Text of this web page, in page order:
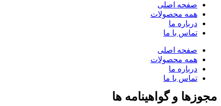
صفحه اصلی
همه محصولات
درباره ما
تماس با ما
صفحه اصلی
همه محصولات
درباره ما
تماس با ما
مجوزها و گواهینامه ها